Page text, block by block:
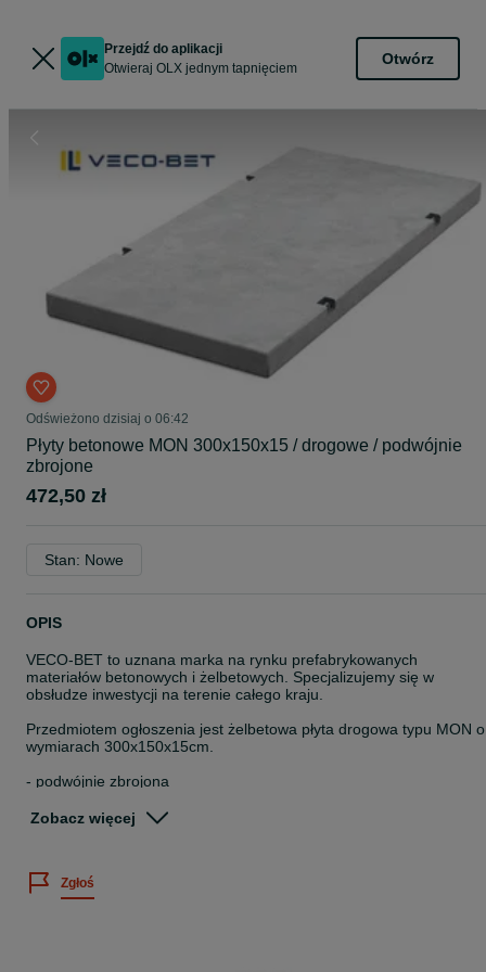
Przejdź do aplikacji
Otwieraj OLX jednym tapnięciem
Otwórz
Odświeżono dzisiaj o 06:42
Płyty betonowe MON 300x150x15 / drogowe / podwójnie
zbrojone
472,50 zł
Stan: Nowe
OPIS
VECO-BET to uznana marka na rynku prefabrykowanych
materiałów betonowych i żelbetowych. Specjalizujemy się w
obsłudze inwestycji na terenie całego kraju.
Przedmiotem ogłoszenia jest żelbetowa płyta drogowa typu MON o
wymiarach 300x150x15cm.
- podwójnie zbrojona
- 300x100x15 cm
- 300x125x15 cm
Zobacz więcej
Zgłoś